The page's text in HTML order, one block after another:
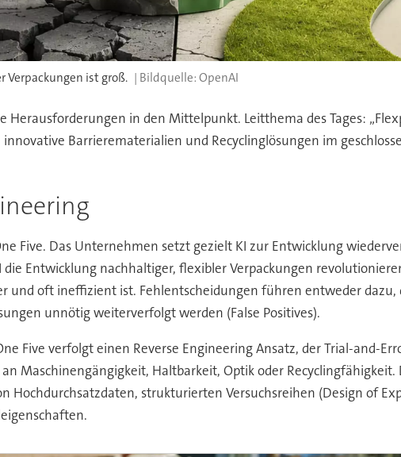
Verpackungen ist groß. OpenAI
Herausforderungen in den Mittelpunkt. Leitthema des Tages:
Barrierematerialien und Recyclinglösungen im
Five. Das Unternehmen setzt gezielt KI zur Entwicklung
Entwicklung nachhaltiger, flexibler Verpackungen
und oft ineffizient ist. Fehlentscheidungen führen entweder
unnötig weiterverfolgt werden (False Positives).
Five verfolgt einen Reverse Engineering Ansatz, der Trial-and-
Maschinengängigkeit, Haltbarkeit, Optik oder
Hochdurchsatzdaten, strukturierten Versuchsreihen (Design of